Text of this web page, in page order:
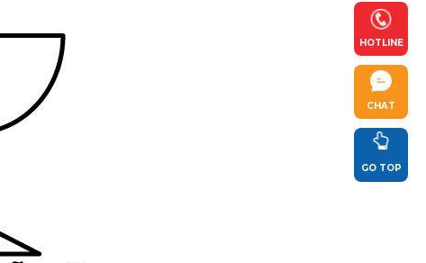
HOTLINE
CHAT
GO TOP